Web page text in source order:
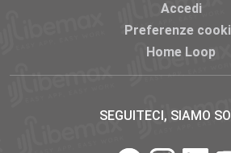
Accedi
Preferenze
Home Loop
SEGUITECI, SIAMO